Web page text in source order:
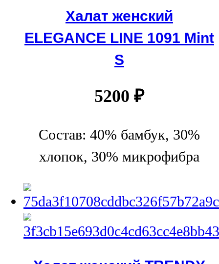
Халат женский
ELEGANCE LINE 1091 Mint
S
5200 ₽
Состав: 40% бамбук, 30%
хлопок, 30% микрофибра